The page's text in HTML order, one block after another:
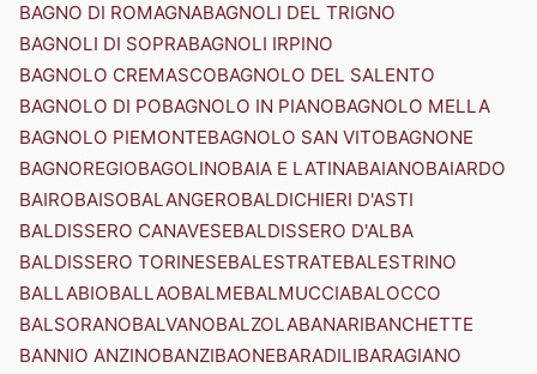
BAGNO DI ROMAGNABAGNOLI DEL TRIGNO
BAGNOLI DI SOPRABAGNOLI IRPINO
BAGNOLO CREMASCOBAGNOLO DEL SALENTO
BAGNOLO DI POBAGNOLO IN PIANOBAGNOLO MELLA
BAGNOLO PIEMONTEBAGNOLO SAN VITOBAGNONE
BAGNOREGIOBAGOLINOBAIA E LATINABAIANOBAIARDO
BAIROBAISOBALANGEROBALDICHIERI D'ASTI
BALDISSERO CANAVESEBALDISSERO D'ALBA
BALDISSERO TORINESEBALESTRATEBALESTRINO
BALLABIOBALLAOBALMEBALMUCCIABALOCCO
BALSORANOBALVANOBALZOLABANARIBANCHETTE
BANNIO ANZINOBANZIBAONEBARADILIBARAGIANO